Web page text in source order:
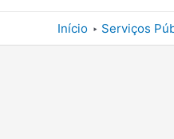
Início Serviços